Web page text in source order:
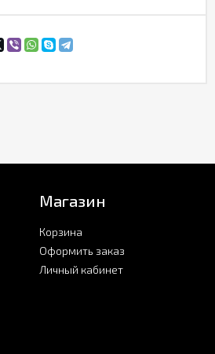
Магазин
Корзина
Оформить заказ
Личный кабинет